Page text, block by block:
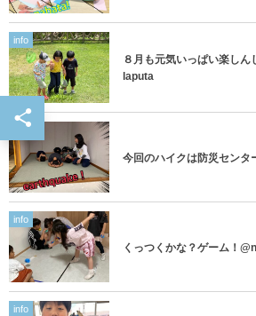
info
８月も元気いっぱい楽しん
laputa
info
今回のハイクは防災センタ
info
くっつくかな？ゲーム！
info